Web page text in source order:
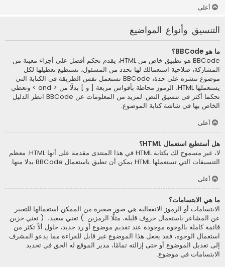
أعلى
التنسيق وأنواع المواضيع
ما هو BBCode؟
BBCode هو تطبيق خاص من HTML، يقدم تحكم أفصل على أجزاء معينة من
المشاركة، صلاحية استعمالك لها تحدد من المسئول، تستطيع تعطيلها لكل
موضوع تنشره على حدة، BBCode تستعمل نفس الطريقة في الكتابة التي
يستعملها HTML، الرموز محاطة بأقواس مربعة [ و ] بدلًا من < and > وتعطي
تحكما أكثر في تنسيق النص. لمزيد من المعلومات عن BBCode انظر الدليل
الخاص بها في شاشة كتابة الموضوع.
أعلى
هل أستطيع استعمال HTML؟
لا، غير مسموح لك بكتابة HTML في هذا المنتدى مقدمة على أنها HTML. معظم
التنسيقات التي تستعملها HTML يمكن أن تطبق باستعمال BBCode بدلا منها.
أعلى
ما هي الابتسامات؟
الابتسامات أو الرموز الانفعالية هي صور صغيرة من الممكن استعمالها للتعبير
عن المشاعر باستعمال حروف قليلة، مثلًا الرمزين :) تعني سعيد، :( تعني حزين.
قائمة كاملة بالوجوه موجودة عند تقديم موضوع أو رد جديد، حاول ألاّ تكثر من
استعمال الوجوه، فقد يجعل هذا الموضوع غير قابل للقراءة مما يدعو المشرف
إلى تعديل الموضوع أو حتى إزالته تمامًا، مدير الموقع له الحق في تحديد
الابتسامات في موضوع.